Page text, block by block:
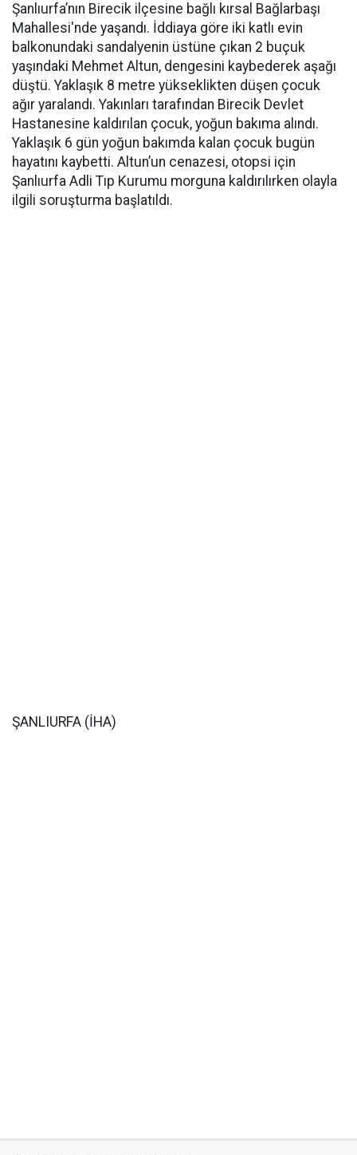
Şanlıurfa’nın Birecik ilçesine bağlı kırsal Bağlarbaşı
Mahallesi'nde yaşandı. İddiaya göre iki katlı evin
balkonundaki sandalyenin üstüne çıkan 2 buçuk
yaşındaki Mehmet Altun, dengesini kaybederek aşağı
düştü. Yaklaşık 8 metre yükseklikten düşen çocuk
ağır yaralandı. Yakınları tarafından Birecik Devlet
Hastanesine kaldırılan çocuk, yoğun bakıma alındı.
Yaklaşık 6 gün yoğun bakımda kalan çocuk bugün
hayatını kaybetti. Altun’un cenazesi, otopsi için
Şanlıurfa Adli Tıp Kurumu morguna kaldırılırken olayla
ilgili soruşturma başlatıldı.
ŞANLIURFA (İHA)